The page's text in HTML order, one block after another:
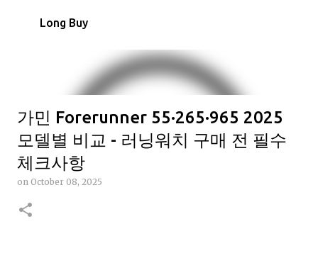
Long Buy
가민 Forerunner 55·265·965 2025
모델별 비교 - 러닝워치 구매 전 필수
체크사항
on October 08, 2025